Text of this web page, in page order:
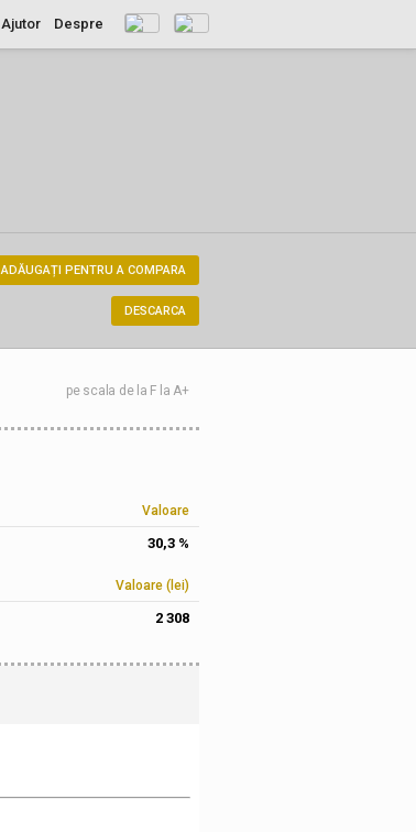
Despre
Ajutor
ADĂUGAȚI PENTRU A COMPARA
DESCARCA
pe scala de la F la A+
Valoare
30,3 %
Valoare (lei)
2 308